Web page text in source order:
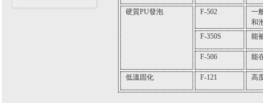
硬質PU發泡 F-502
一
和
F-350S
能
F-506 能
低溫固化 F-121 高